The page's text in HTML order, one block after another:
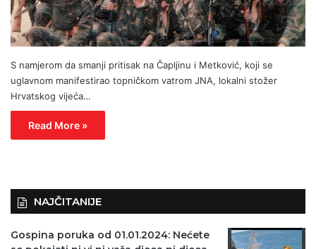
S namjerom da smanji pritisak na Čapljinu i Metković, koji se
uglavnom manifestirao topničkom vatrom JNA, lokalni stožer
Hrvatskog vijeća…
Read More »
NAJČITANIJE
Gospina poruka od 01.01.2024: Nećete